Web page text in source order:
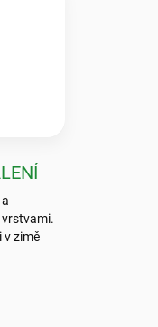
v zimě